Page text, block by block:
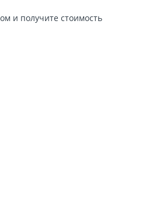
и получите стоимость